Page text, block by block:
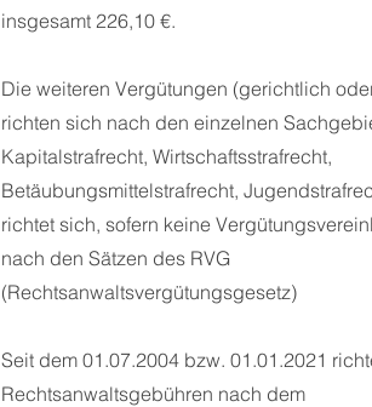
insgesamt 226,10 €.
Die weiteren Vergütungen (gerichtlich
richten sich nach den einzelnen
Kapitalstrafrecht, Wirtschaftsstrafrecht,
Betäubungsmittelstrafrecht,
richtet sich, sofern keine
nach den Sätzen des RVG
(Rechtsanwaltsvergütungsgesetz)
Seit dem 01.07.2004 bzw. 01.01.2021
Rechtsanwaltsgebühren nach dem